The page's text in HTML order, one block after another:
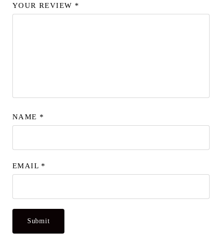
YOUR REVIEW *
NAME *
EMAIL *